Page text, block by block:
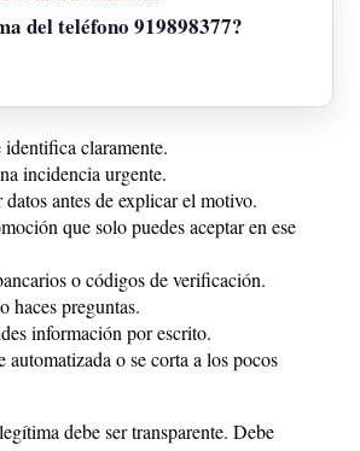
del teléfono 919898377?
claramente.
incidencia urgente.
antes de explicar el motivo.
que solo puedes aceptar en ese
o códigos de verificación.
haces preguntas.
información por escrito.
automatizada o se corta a los pocos
debe ser transparente. Debe